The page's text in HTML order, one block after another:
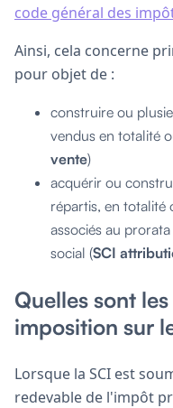
code général des
Ainsi, cela concerne
pour objet de :
construire ou
vendus en totalité
vente)
acquérir ou
répartis, en totalité
associés au
social (SCI
Quelles sont
imposition sur
Lorsque la SCI est
redevable de l'impôt